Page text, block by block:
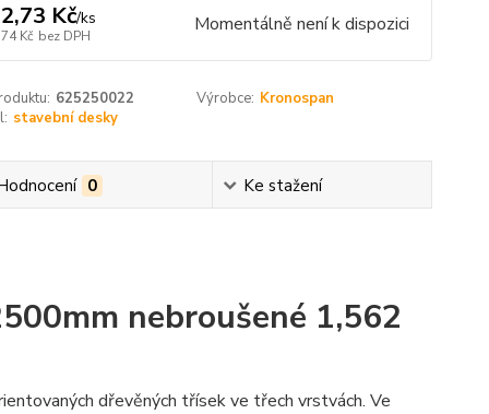
Kč/ks
Kč bez DPH Momentálně není k dispozici
625250022 Výrobce: Kronospan
stavební desky
0 Ke stažení
nebroušené 1,562
dřevěných třísek ve třech vrstvách. Ve